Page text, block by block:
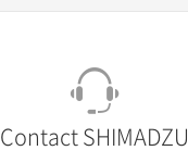
Contact SHIMADZU